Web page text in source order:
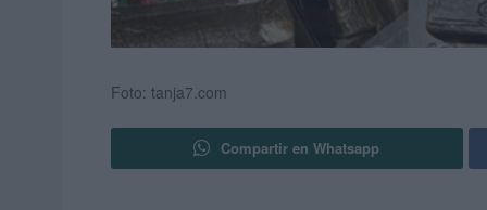
Foto: tanja7.com
Compartir en Whatsapp